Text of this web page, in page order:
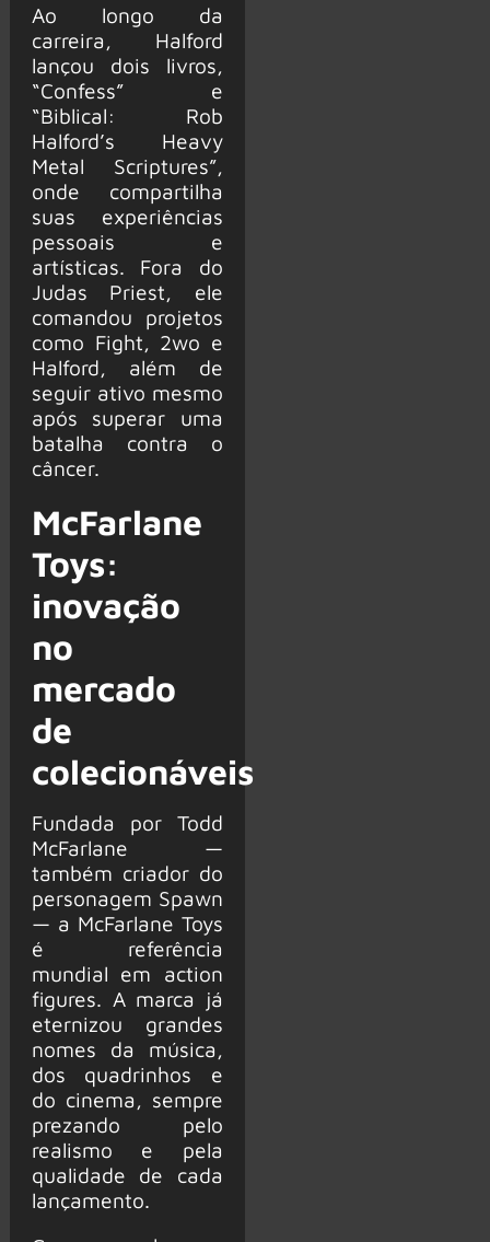
Ao longo da
carreira, Halford
lançou dois livros,
“Confess” e
“Biblical: Rob
Halford’s Heavy
Metal Scriptures”,
onde compartilha
suas experiências
pessoais e
artísticas. Fora do
Judas Priest, ele
comandou projetos
como Fight, 2wo e
Halford, além de
seguir ativo mesmo
após superar uma
batalha contra o
câncer.
McFarlane
Toys:
inovação
no
mercado
de
colecionáveis
Fundada por Todd
McFarlane —
também criador do
personagem Spawn
— a McFarlane Toys
é referência
mundial em action
figures. A marca já
eternizou grandes
nomes da música,
dos quadrinhos e
do cinema, sempre
prezando pelo
realismo e pela
qualidade de cada
lançamento.